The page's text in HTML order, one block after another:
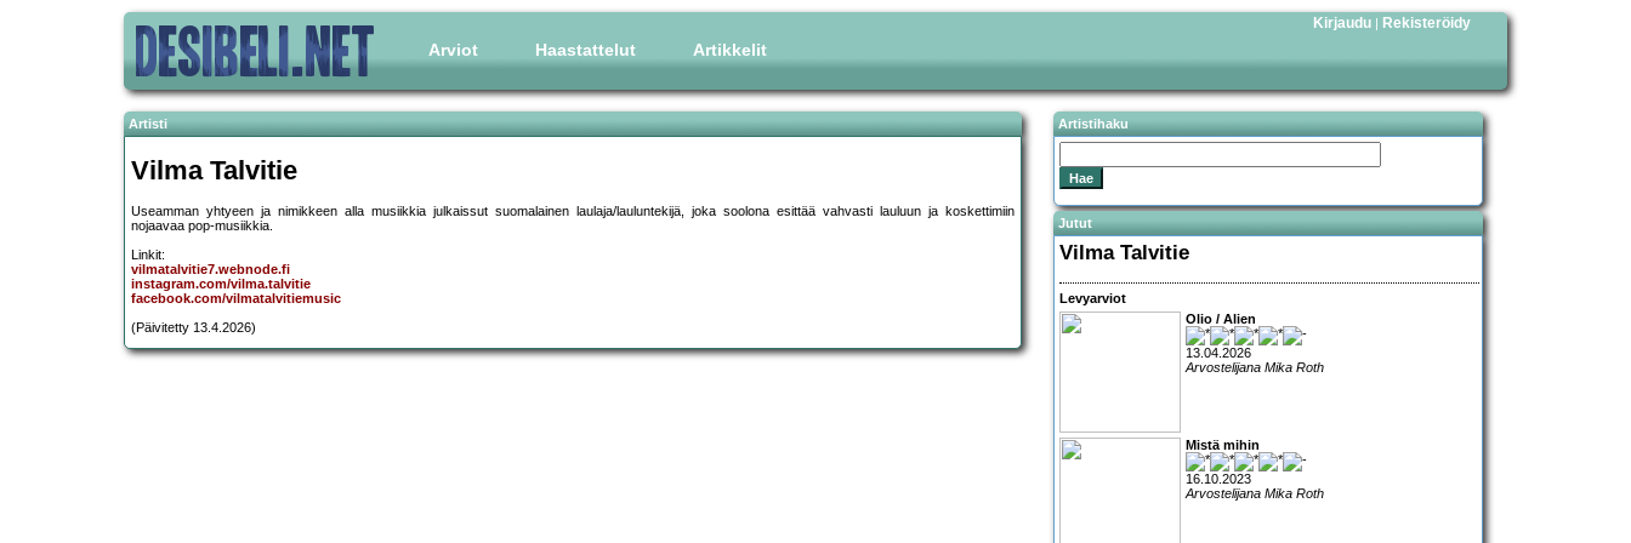
Arviot Haastattelut Artikkelit
Kirjaudu | Rekisteröidy
Artisti
Vilma Talvitie
Useamman yhtyeen ja nimikkeen alla musiikkia julkaissut suomalainen laulaja/lauluntekijä, joka soolona esittää vahvasti lauluun ja koskettimiin
nojaavaa pop-musiikkia.
Linkit:
vilmatalvitie7.webnode.fi
instagram.com/vilma.talvitie
facebook.com/vilmatalvitiemusic
(Päivitetty 13.4.2026)
Artistihaku
Jutut
Vilma Talvitie
Levyarviot
Olio / Alien
13.04.2026
Arvostelijana Mika Roth
Mistä mihin
16.10.2023
Arvostelijana Mika Roth